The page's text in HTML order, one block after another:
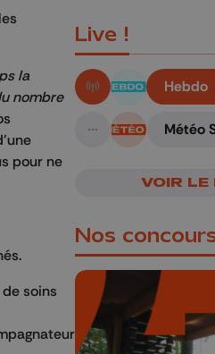
la
nombre
pour ne
soins
Live !
En live!
Hebdo
A suivre
Météo
VOIR LE
Nos